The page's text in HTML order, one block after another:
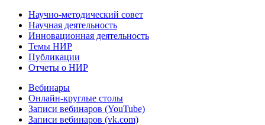
Научно-методический совет
Научная деятельность
Инновационная деятельность
Темы НИР
Публикации
Отчеты о НИР
Вебинары
Онлайн-круглые столы
Записи вебинаров (YouTube)
Записи вебинаров (vk.com)